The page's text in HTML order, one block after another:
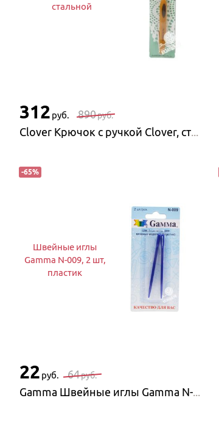
стальной
312 руб. 890руб.
Clover Крючок с ручкой Clover, стальной
-65%
Швейные иглы
Gamma N-009, 2 шт,
пластик
22 руб. 64руб.
Gamma Швейные иглы Gamma N-009, 2 шт, пластик